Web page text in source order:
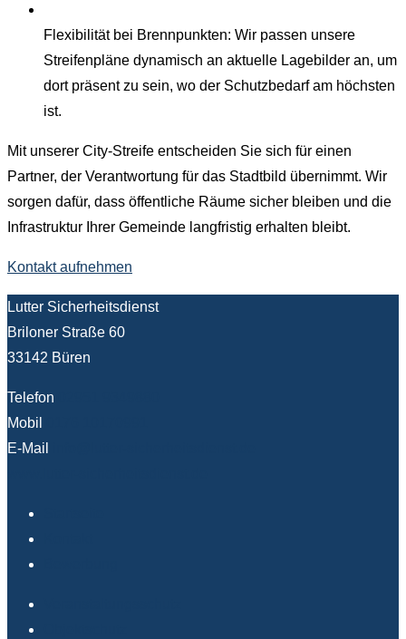
Flexibilität bei Brennpunkten: Wir passen unsere
Streifenpläne dynamisch an aktuelle Lagebilder an, um
dort präsent zu sein, wo der Schutzbedarf am höchsten
ist.
Mit unserer City-Streife entscheiden Sie sich für einen
Partner, der Verantwortung für das Stadtbild übernimmt. Wir
sorgen dafür, dass öffentliche Räume sicher bleiben und die
Infrastruktur Ihrer Gemeinde langfristig erhalten bleibt.
Kontakt aufnehmen
Lutter Sicherheitsdienst
Briloner Straße 60
33142 Büren
Telefon
Mobil
E-Mail